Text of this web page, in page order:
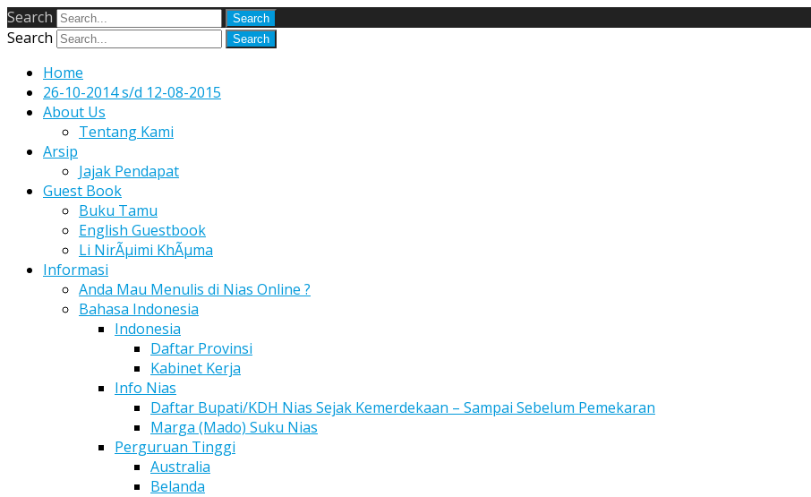
Search
Search
Home
26-10-2014 s/d 12-08-2015
About Us
Tentang Kami
Arsip
Jajak Pendapat
Guest Book
Buku Tamu
English Guestbook
Li NirÃµimi KhÃµma
Informasi
Anda Mau Menulis di Nias Online ?
Bahasa Indonesia
Indonesia
Daftar Provinsi
Kabinet Kerja
Info Nias
Daftar Bupati/KDH Nias Sejak Kemerdekaan – Sampai Sebelum Pemekaran
Marga (Mado) Suku Nias
Perguruan Tinggi
Australia
Belanda